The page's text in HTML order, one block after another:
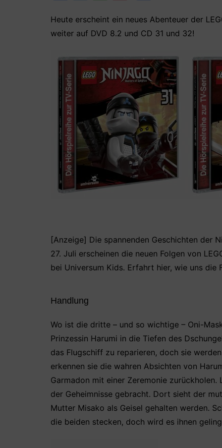
c
e
b
o
o
k
itt
er
at
s
A
p
er
e
st
le
n
Heute erscheint ein neues Abenteuer der
weiter auf DVD 8.2 und CD 31 und 32!
[Anzeige] Die spannenden Geschichten der
27. Juli erscheinen die neuen Folgen von
bei Universum Kids. Erfahrt hier, wie uns die
Handlung
Wo ist die dritte – und so wichtige – Oni-
Prinzessin Harumi in die Tiefen des
das Flugschiff zu reparieren, doch sie
erkennen sie die wahren Absichten von
Garmadon mit einer Zeremonie
der Geheimnisse gebracht. Dort sieht der
Mutter Misako als Geisel gehalten werden.
die beiden stecken, doch wird es ihnen